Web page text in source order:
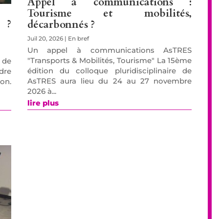
?
Tourisme et mobilités,
décarbonnés ?
Juil 20, 2026| En bref
Un appel à communications AsTRES
"Transports & Mobilités, Tourisme" La 15ème
édition du colloque pluridisciplinaire de
AsTRES aura lieu du 24 au 27 novembre
2026 à...
lire plus